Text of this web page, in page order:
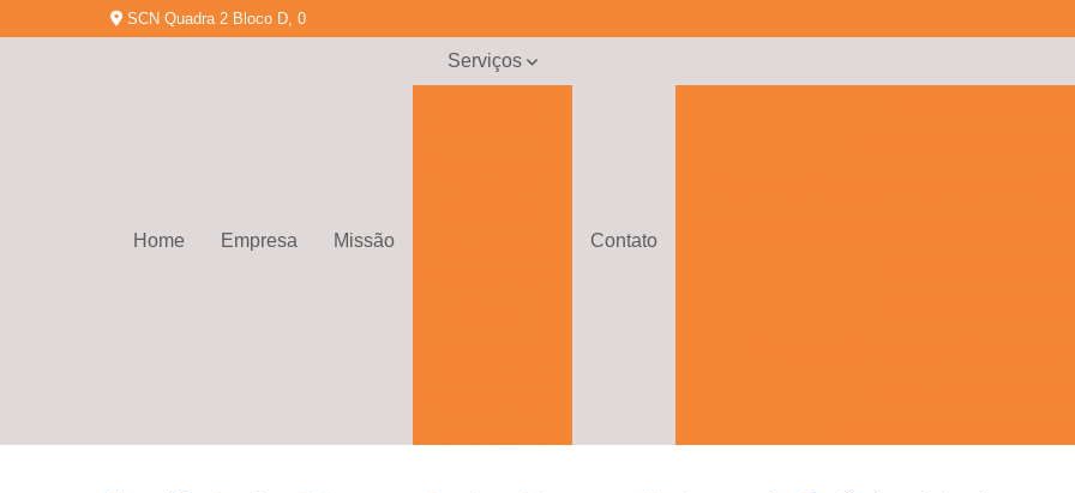
SCN Quadra 2 Bloco D, 0
Home Empresa Missão
Serviços
Contato